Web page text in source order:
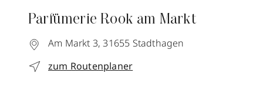
Parfümerie Rook am Markt
Am Markt 3, 31655 Stadthagen
zum Routenplaner